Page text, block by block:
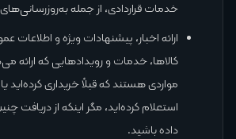
خدمات قراردادی، از جمله
ارائه اخبار، پیشنهادات ویژه و اطلاعات
کالاها، خدمات و رویدادهایی که ارائه
مواردی هستند که قبلاً خریداری کرده‌اید
استعلام کرده‌اید، مگر اینکه از دریافت
داده باشید.